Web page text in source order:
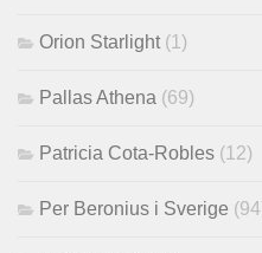
Orion Starlight (1)
Pallas Athena (69)
Patricia Cota-Robles (12)
Per Beronius i Sverige